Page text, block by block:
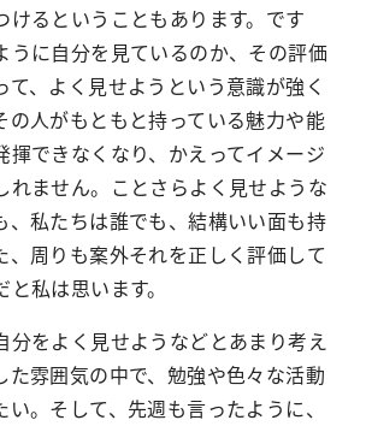
けるということもあります。です
うに自分を見ているのか、その評価
て、よく見せようという意識が強く
の人がもともと持っている魅力や能
揮できなくなり、かえってイメージ
れません。ことさらよく見せような
、私たちは誰でも、結構いい面も持
、周りも案外それを正しく評価して
私は思います。
をよく見せようなどとあまり考え
た雰囲気の中で、勉強や色々な活動
。そして、先週も言ったように、